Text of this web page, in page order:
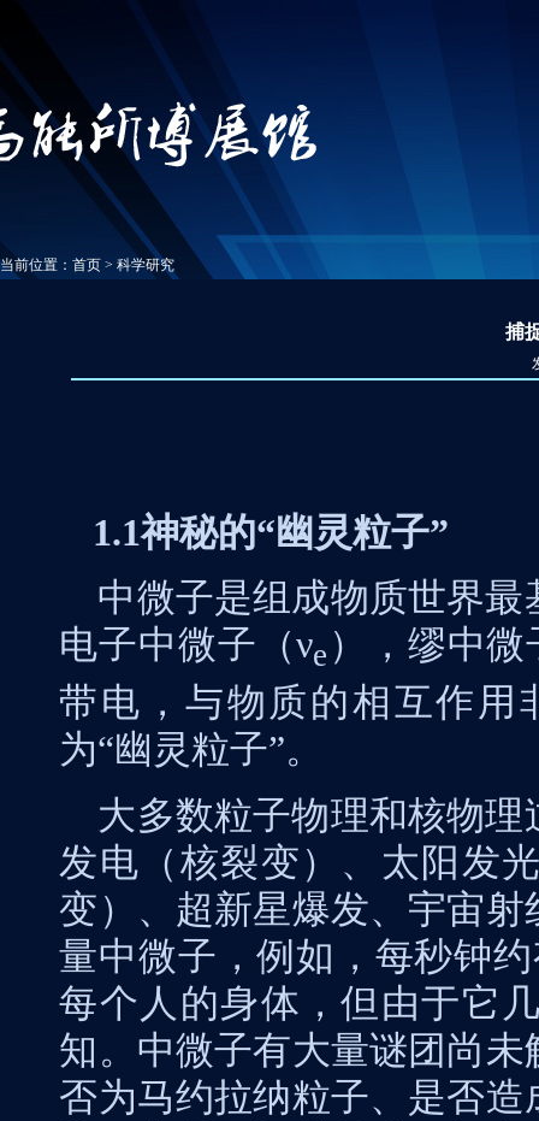
当前位置： 首页 > 科学研究
捕
1.1神秘的“幽灵粒子”
中微子是组成物质世界
电子中微子（νe ），缪中微
带电，与物质的相互作用
为“幽灵粒子”。
大多数粒子物理和核物
发电（核裂变）、太阳发
变）、超新星爆发、宇宙
量中微子，例如，每秒钟
每个人的身体，但由于它
知。中微子有大量谜团尚
否为马约拉纳粒子、是否